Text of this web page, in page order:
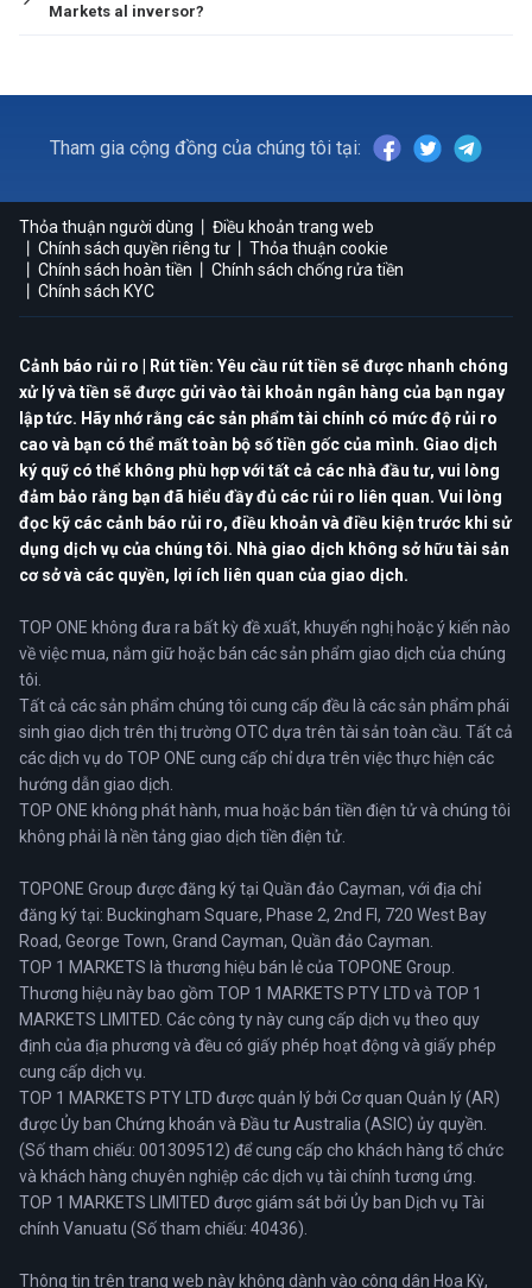
Markets al inversor?
Tham gia cộng đồng của chúng tôi tại:
Thỏa thuận người dùng
Điều khoản trang web
Chính sách quyền riêng tư
Thỏa thuận cookie
Chính sách hoàn tiền
Chính sách chống rửa tiền
Chính sách KYC
Cảnh báo rủi ro | Rút tiền: Yêu cầu rút tiền sẽ được nhanh chóng
xử lý và tiền sẽ được gửi vào tài khoản ngân hàng của bạn ngay
lập tức. Hãy nhớ rằng các sản phẩm tài chính có mức độ rủi ro
cao và bạn có thể mất toàn bộ số tiền gốc của mình. Giao dịch
ký quỹ có thể không phù hợp với tất cả các nhà đầu tư, vui lòng
đảm bảo rằng bạn đã hiểu đầy đủ các rủi ro liên quan. Vui lòng
đọc kỹ các cảnh báo rủi ro, điều khoản và điều kiện trước khi sử
dụng dịch vụ của chúng tôi. Nhà giao dịch không sở hữu tài sản
cơ sở và các quyền, lợi ích liên quan của giao dịch.
TOP ONE không đưa ra bất kỳ đề xuất, khuyến nghị hoặc ý kiến nào
về việc mua, nắm giữ hoặc bán các sản phẩm giao dịch của chúng
tôi.
Tất cả các sản phẩm chúng tôi cung cấp đều là các sản phẩm phái
sinh giao dịch trên thị trường OTC dựa trên tài sản toàn cầu. Tất cả
các dịch vụ do TOP ONE cung cấp chỉ dựa trên việc thực hiện các
hướng dẫn giao dịch.
TOP ONE không phát hành, mua hoặc bán tiền điện tử và chúng tôi
không phải là nền tảng giao dịch tiền điện tử.
TOPONE Group được đăng ký tại Quần đảo Cayman, với địa chỉ
đăng ký tại: Buckingham Square, Phase 2, 2nd FI, 720 West Bay
Road, George Town, Grand Cayman, Quần đảo Cayman.
TOP 1 MARKETS là thương hiệu bán lẻ của TOPONE Group.
Thương hiệu này bao gồm TOP 1 MARKETS PTY LTD và TOP 1
MARKETS LIMITED. Các công ty này cung cấp dịch vụ theo quy
định của địa phương và đều có giấy phép hoạt động và giấy phép
cung cấp dịch vụ.
TOP 1 MARKETS PTY LTD được quản lý bởi Cơ quan Quản lý (AR)
được Ủy ban Chứng khoán và Đầu tư Australia (ASIC) ủy quyền.
(Số tham chiếu: 001309512) để cung cấp cho khách hàng tổ chức
và khách hàng chuyên nghiệp các dịch vụ tài chính tương ứng.
TOP 1 MARKETS LIMITED được giám sát bởi Ủy ban Dịch vụ Tài
chính Vanuatu (Số tham chiếu: 40436).
Thông tin trên trang web này không dành vào công dân Hoa Kỳ,